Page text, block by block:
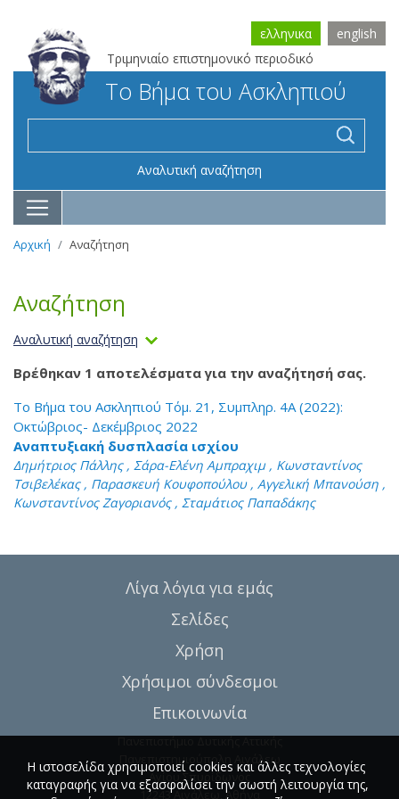
Τριμηνιαίο επιστημονικό περιοδικό
ελληνικα english
Το Βήμα του Ασκληπιού
Αναλυτική αναζήτηση
Αρχική Αναζήτηση
Αναζήτηση
Αναλυτική αναζήτηση
Βρέθηκαν 1 αποτελέσματα για την αναζήτησή σας.
Το Βήμα του Ασκληπιού Τόμ. 21, Συμπληρ. 4A (2022):
Οκτώβριος- Δεκέμβριος 2022
Αναπτυξιακή δυσπλασία ισχίου
Δημήτριος Πάλλης , Σάρα-Ελένη Αμπραχιμ , Κωνσταντίνος
Τσιβελέκας , Παρασκευή Κουφοπούλου , Αγγελική Μπανούση ,
Κωνσταντίνος Ζαγοριανός , Σταμάτιος Παπαδάκης
Λίγα λόγια για εμάς
Σελίδες
Χρήση
Χρήσιμοι σύνδεσμοι
Επικοινωνία
Πανεπιστήμιο Δυτικής Αττικής
Πανεπιστημιούπολη Αιγάλεω
Αγίου Σπυρίδωνος
12243 Αιγάλεω, Αθήνα
Η ιστοσελίδα χρησιμοποιεί cookies και άλλες τεχνολογίες
καταγραφής για να εξασφαλίσει την σωστή λειτουργία της,